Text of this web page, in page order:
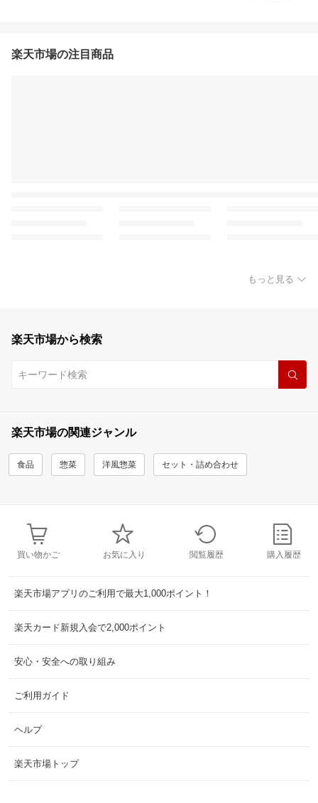
楽天市場の注目商品
もっと見る
楽天市場から検索
楽天市場の関連ジャンル
食品 惣菜 洋風惣菜 セット・詰め合わせ
買い物かご お気に入り 閲覧履歴 購入履歴
楽天市場アプリのご利用で最大1,000ポイント！
楽天カード新規入会で2,000ポイント
安心・安全への取り組み
ご利用ガイド
ヘルプ
楽天市場トップ